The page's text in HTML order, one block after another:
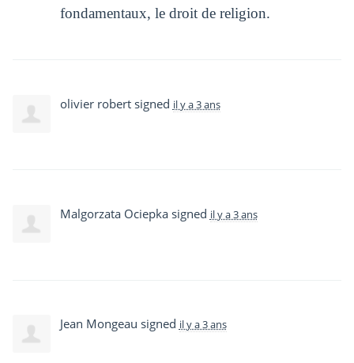
fondamentaux, le droit de religion.
olivier robertsigned il y a 3 ans
Malgorzata Ociepkasigned il y a 3 ans
Jean Mongeau signed il y a 3 ans